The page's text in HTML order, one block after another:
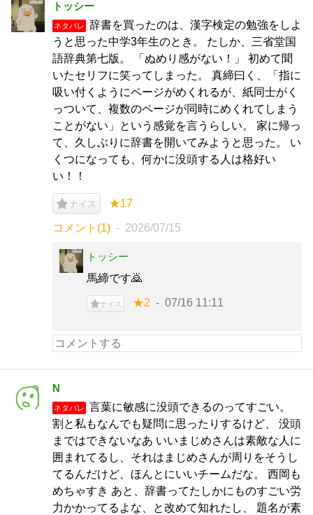
トッシー
ネタバレ
辞書を買ったのは、漢字検定の勉強をしよ
うと思った中学3年生のとき。 たしか、三省堂国
語辞典第七版。 「ぬめり感がない！」 初めて聞
いたセリフに笑ってしまった。 真締曰く、「指に
吸い付くようにページがめくれるが、紙同士がく
っついて、複数のページが同時にめくれてしまう
ことがない」という感覚を言うらしい。 家に帰っ
て、久しぶりに辞書を開いてみようと思った。 い
くつになっても、何かに没頭する人は格好い
い！！
ナイス ★17
コメント(1) 2026/07/15
トッシー
馬締です🙇
ナイス ★2 07/16 11:11
N
ネタバレ
言葉に敏感に没頭できるのってすごい。
割と私もなんでも疑問に思ったりするけど、 没頭
まではできないなあ いいまじめさんは素敵な人に
囲まれてるし、それはまじめさんが周りをそうし
てるんだけど、ほんとにいいチームだな。 西岡も
めちゃすき あと、辞書ってたしかにものすごい労
力かかってるよな、と改めて知れたし、 題名が素